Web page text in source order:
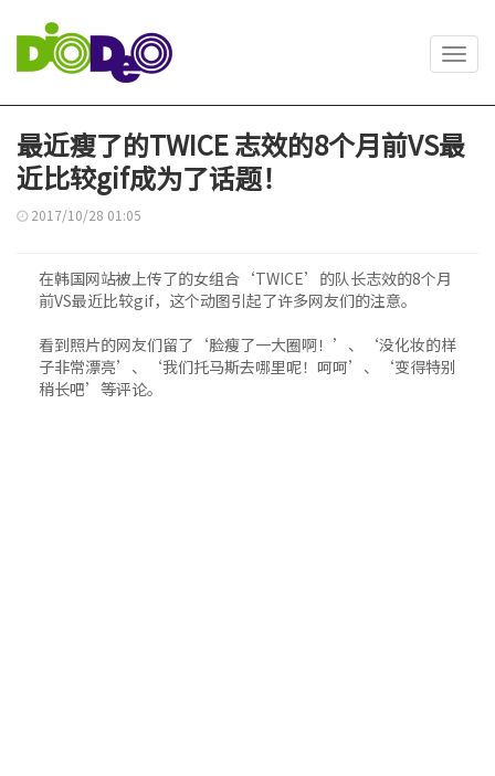
最近瘦了的TWICE 志效的8个月前VS最
近比较gif成为了话题！
2017/10/28 01:05
在韩国网站被上传了的女组合‘TWICE’的队长志效的8个月
前VS最近比较gif，这个动图引起了许多网友们的注意。
看到照片的网友们留了‘脸瘦了一大圈啊！’、‘没化妆的样
子非常漂亮’、‘我们托马斯去哪里呢！呵呵’、‘变得特别
稍长吧’等评论。